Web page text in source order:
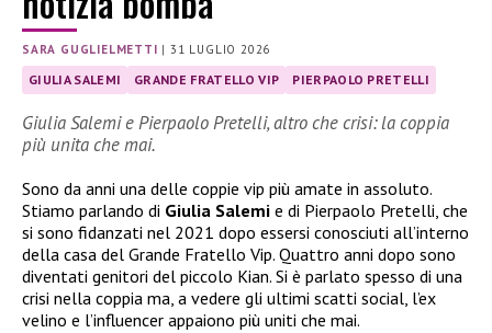
SARA GUGLIELMETTI |31 LUGLIO 2026
GIULIA SALEMI GRANDE FRATELLO VIP PIERPAOLO PRETELLI
Giulia Salemi e Pierpaolo Pretelli, altro che crisi: la coppia
più unita che mai.
Sono da anni una delle coppie vip più amate in assoluto.
Stiamo parlando di Giulia Salemi e di Pierpaolo Pretelli, che
si sono fidanzati nel 2021 dopo essersi conosciuti all’interno
della casa del Grande Fratello Vip. Quattro anni dopo sono
diventati genitori del piccolo Kian. Si è parlato spesso di una
crisi nella coppia ma, a vedere gli ultimi scatti social, l’ex
velino e l’influencer appaiono più uniti che mai.